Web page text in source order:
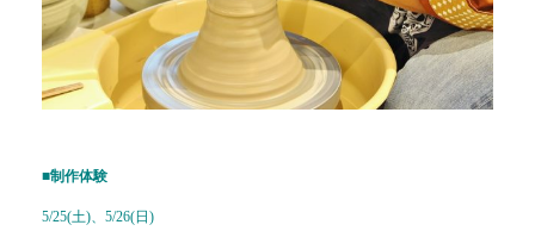
■制作体験
5/25(土)、5/26(日)